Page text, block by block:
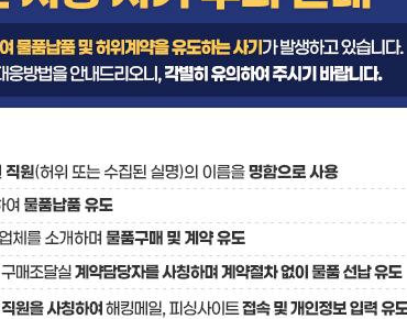
수의계약 현황
부패징계 현황
감사결과공개